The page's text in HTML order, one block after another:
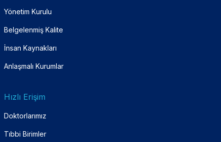
Yönetim Kurulu
Belgelenmiş Kalite
İnsan Kaynakları
Anlaşmalı Kurumlar
Hızlı Erişim
Doktorlarımız
Tıbbi Birimler